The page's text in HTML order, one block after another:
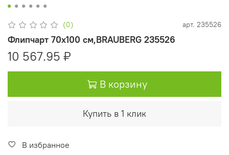
(0) арт. 235526
Флипчарт 70х100 см,BRAUBERG 235526
10 567.95 ₽
В корзину
Купить в 1 клик
В избранное